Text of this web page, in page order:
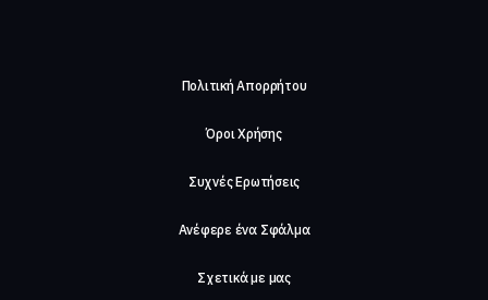
Πολιτική Απορρήτου
Όροι Χρήσης
Συχνές Ερωτήσεις
Ανέφερε ένα Σφάλμα
Σχετικά με μας